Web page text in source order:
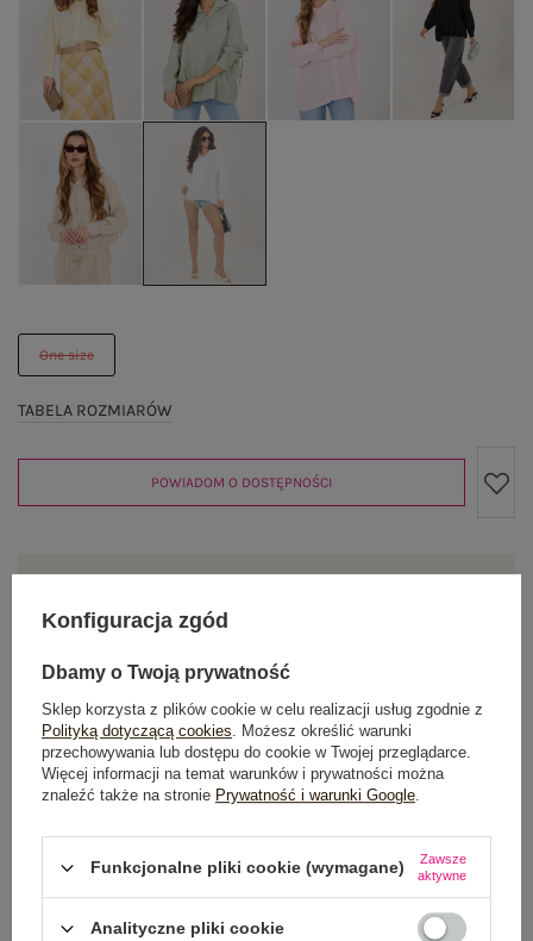
One size
TABELA ROZMIARÓW
POWIADOM O DOSTĘPNOŚCI
GŁÓWNE PARAMETRY
OPINIE O PRODUKCIE (0)
WYSYŁKA I DOSTAWA
Konfiguracja zgód
Dbamy o Twoją prywatność
Sklep korzysta z plików cookie w celu realizacji usług zgodnie z
Polityką dotyczącą cookies. Możesz określić warunki
przechowywania lub dostępu do cookie w Twojej przeglądarce.
Więcej informacji na temat warunków i prywatności można
znaleźć także na stronie Prywatność i warunki Google.
Funkcjonalne pliki cookie (wymagane)
Zawsze
aktywne
Analityczne pliki cookie